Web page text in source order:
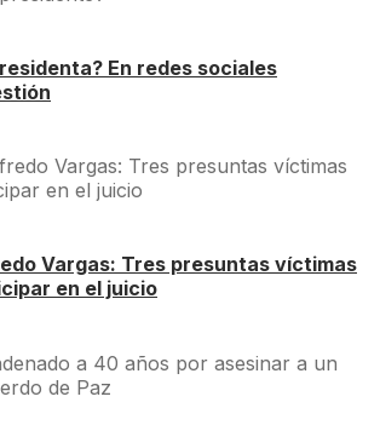
En redes sociales
Vargas: Tres presuntas víctimas
en el juicio